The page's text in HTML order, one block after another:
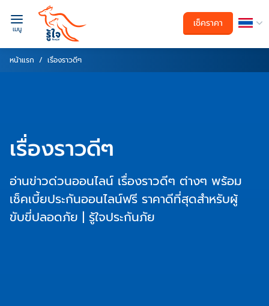
เมนู เช็คราคา
หน้าแรก เรื่องราวดีๆ
เรื่องราวดีๆ
อ่านข่าวด่วนออนไลน์ เรื่องราวดีๆ ต่างๆ พร้อม
เช็คเบี้ยประกันออนไลน์ฟรี ราคาดีที่สุดสำหรับผู้
ขับขี่ปลอดภัย | รู้ใจประกันภัย